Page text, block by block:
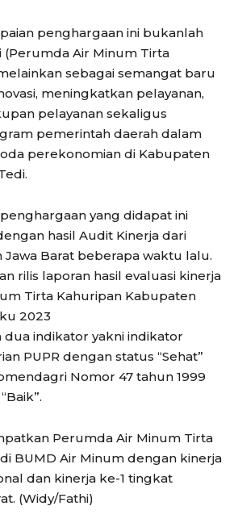
penghargaan ini bukanlah
(Perumda Air Minum Tirta
sebagai semangat baru
meningkatkan pelayanan,
pelayanan sekaligus
pemerintah daerah dalam
perekonomian di Kabupaten
yang didapat ini
hasil Audit Kinerja dari
Jawa Barat beberapa waktu lalu.
rilis laporan hasil evaluasi kinerja
Tirta Kahuripan Kabupaten
2023
dua indikator yakni indikator
PUPR dengan status “Sehat”
Nomor 47 tahun 1999
Perumda Air Minum Tirta
BUMD Air Minum dengan kinerja
dan kinerja ke-1 tingkat
(Widy/Fathi)